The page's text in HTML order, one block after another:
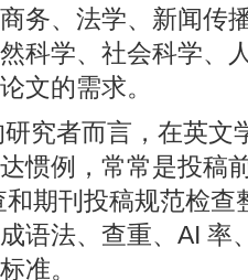
务、法学、新闻传
科学、社会科学、
文的需求。
究者而言，在英文
惯例，常常是投稿
期刊投稿规范检查
语法、查重、AI 率
准。